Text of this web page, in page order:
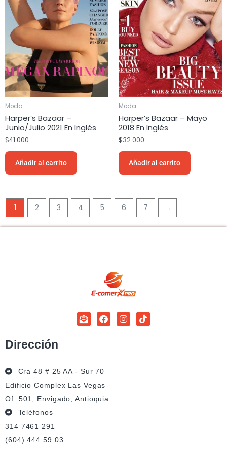
Moda
Harper’s Bazaar –
Junio/Julio 2021 En Inglés
$41.000
Añadir al carrito
Moda
Harper’s Bazaar – Mayo
2018 En Inglés
$32.000
Añadir al carrito
1 2 3 4 5 6 7 →
Dirección
Cra 48 # 25 AA - Sur 70
Edificio Complex Las Vegas
Of. 501, Envigado, Antioquia
Teléfonos
314 7461 291
(604) 444 59 03